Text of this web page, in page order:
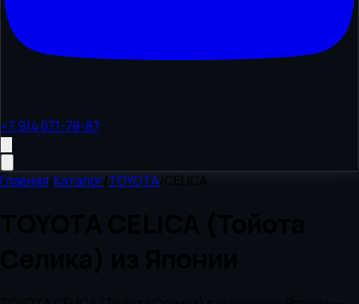
+7 914 071-78-87
Главная/Каталог/TOYOTA/CELICA